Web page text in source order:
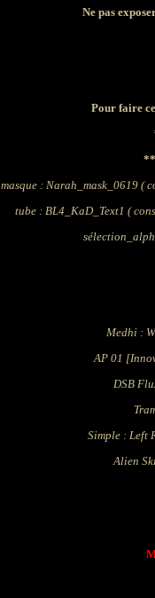
Ne pas
Pour faire
masque : Narah_mask_0619 (
tube : BL4_KaD_Text1 (
Medhi :
AP 01
DSB
Simple : Left
Alien